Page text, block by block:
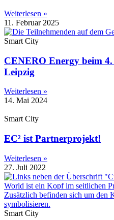
Weiterlesen »
11. Februar 2025
Smart City
CENERO Energy beim
Leipzig
Weiterlesen »
14. Mai 2024
Smart City
EC² ist Partnerprojekt!
Weiterlesen »
27. Juli 2022
Smart City